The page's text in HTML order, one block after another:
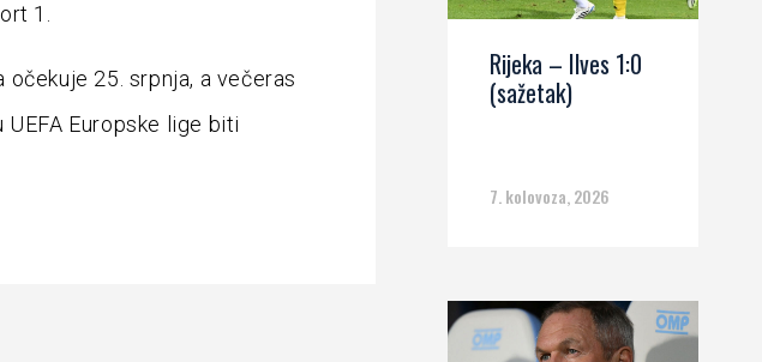
1.
25. srpnja, a večeras
Europske lige biti
Rijeka – Ilves 1:0
(sažetak)
7. kolovoza, 2026